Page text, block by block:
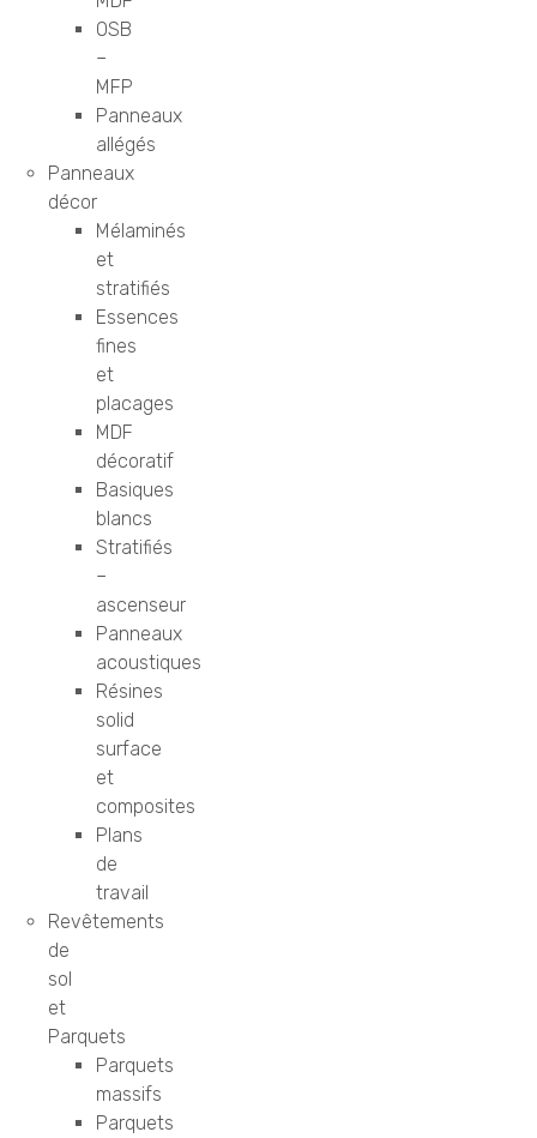
OSB
–
MFP
Panneaux
allégés
Panneaux
décor
Mélaminés
et
stratifiés
Essences
fines
et
placages
MDF
décoratif
Basiques
blancs
Stratifiés
–
ascenseur
Panneaux
acoustiques
Résines
solid
surface
et
composites
Plans
de
travail
Revêtements
de
sol
et
Parquets
Parquets
massifs
Parquets